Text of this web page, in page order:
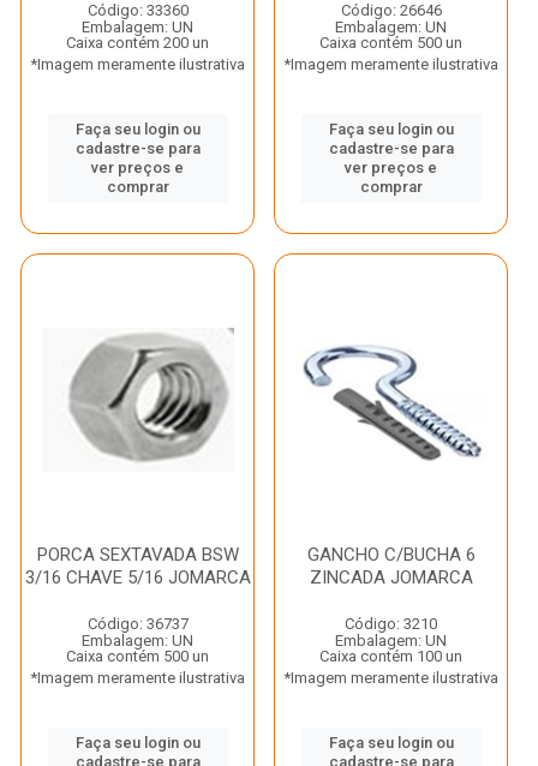
Código: 33360
Embalagem: UN
Caixa contém 200 un
*Imagem meramente ilustrativa
Faça seu login ou
cadastre-se para
ver preços e
comprar
Código: 26646
Embalagem: UN
Caixa contém 500 un
*Imagem meramente ilustrativa
Faça seu login ou
cadastre-se para
ver preços e
comprar
PORCA SEXTAVADA BSW
3/16 CHAVE 5/16 JOMARCA
Código: 36737
Embalagem: UN
Caixa contém 500 un
*Imagem meramente ilustrativa
Faça seu login ou
cadastre-se para
GANCHO C/BUCHA 6
ZINCADA JOMARCA
Código: 3210
Embalagem: UN
Caixa contém 100 un
*Imagem meramente ilustrativa
Faça seu login ou
cadastre-se para